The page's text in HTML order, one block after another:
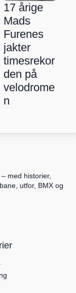
17 årige
Mads
Furenes
jakter
timesrekor
den på
velodrome
n
med historier,
utfor, BMX og